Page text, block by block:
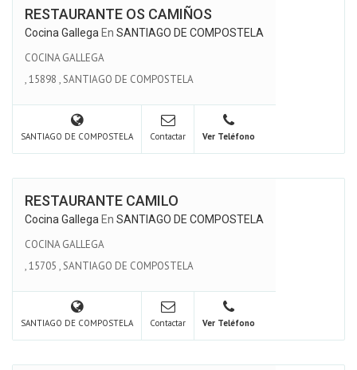
RESTAURANTE OS CAMIÑOS
Cocina Gallega En SANTIAGO DE COMPOSTELA
COCINA GALLEGA
,15898 ,SANTIAGO DE COMPOSTELA
SANTIAGO DE COMPOSTELA Contactar Ver Teléfono
RESTAURANTE CAMILO
Cocina Gallega En SANTIAGO DE COMPOSTELA
COCINA GALLEGA
,15705 ,SANTIAGO DE COMPOSTELA
SANTIAGO DE COMPOSTELA Contactar Ver Teléfono